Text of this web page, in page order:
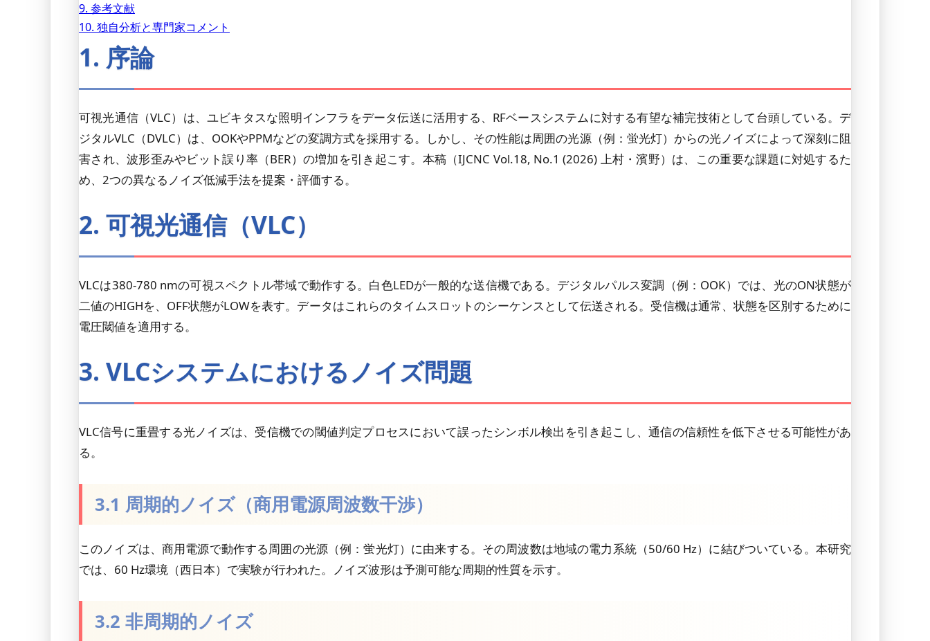
9. 参考文献
10. 独自分析と専門家コメント
1. 序論
可視光通信（VLC）は、ユビキタスな照明インフラをデータ伝送に活用する、RFベースシステムに対する有望な補完技術として台頭している。デ
ジタルVLC（DVLC）は、OOKやPPMなどの変調方式を採用する。しかし、その性能は周囲の光源（例：蛍光灯）からの光ノイズによって深刻に阻
害され、波形歪みやビット誤り率（BER）の増加を引き起こす。本稿（IJCNC Vol.18, No.1 (2026) 上村・濱野）は、この重要な課題に対処するた
め、2つの異なるノイズ低減手法を提案・評価する。
2. 可視光通信（VLC）
VLCは380-780 nmの可視スペクトル帯域で動作する。白色LEDが一般的な送信機である。デジタルパルス変調（例：OOK）では、光のON状態が
二値のHIGHを、OFF状態がLOWを表す。データはこれらのタイムスロットのシーケンスとして伝送される。受信機は通常、状態を区別するために
電圧閾値を適用する。
3. VLCシステムにおけるノイズ問題
VLC信号に重畳する光ノイズは、受信機での閾値判定プロセスにおいて誤ったシンボル検出を引き起こし、通信の信頼性を低下させる可能性があ
る。
3.1 周期的ノイズ（商用電源周波数干渉）
このノイズは、商用電源で動作する周囲の光源（例：蛍光灯）に由来する。その周波数は地域の電力系統（50/60 Hz）に結びついている。本研究
では、60 Hz環境（西日本）で実験が行われた。ノイズ波形は予測可能な周期的性質を示す。
3.2 非周期的ノイズ